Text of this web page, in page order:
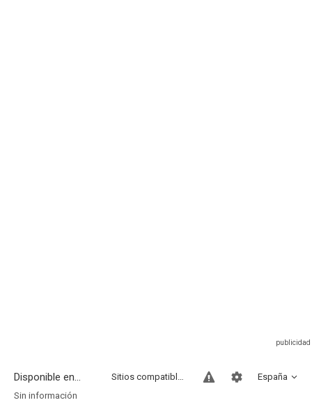
Disponible en... España
Sitios compatibles
Sin información